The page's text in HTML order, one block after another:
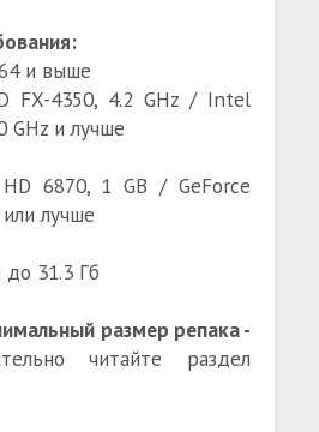
и выше
FX-4350, 4.2 GHz / Intel
GHz и лучше
6870, 1 GB / GeForce
лучше
31.3 Гб
размер репака -
читайте раздел